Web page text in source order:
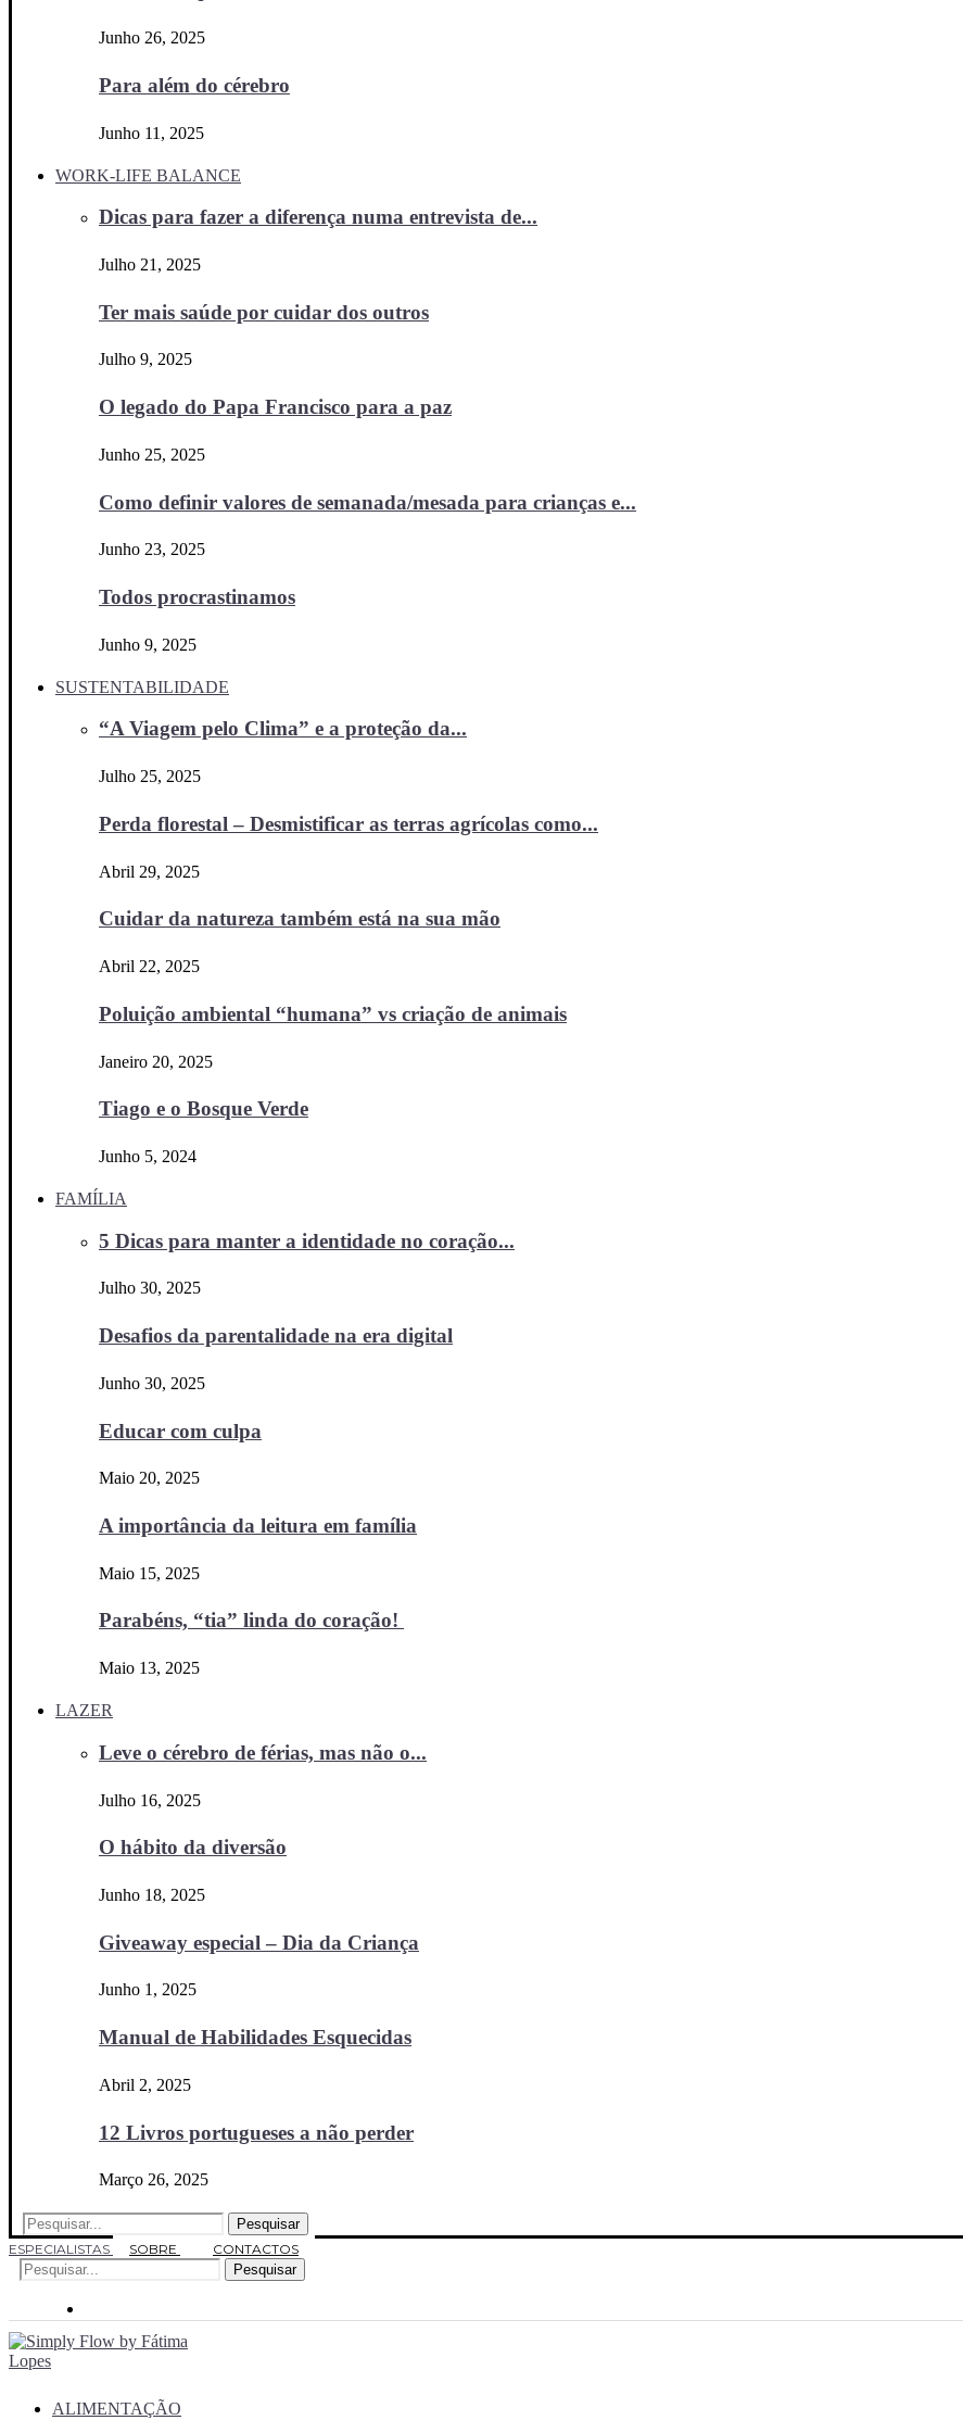
Junho 26, 2025
Para além do cérebro
Junho 11, 2025
WORK-LIFE BALANCE
Dicas para fazer a diferença numa entrevista de...
Julho 21, 2025
Ter mais saúde por cuidar dos outros
Julho 9, 2025
O legado do Papa Francisco para a paz
Junho 25, 2025
Como definir valores de semanada/mesada para crianças e...
Junho 23, 2025
Todos procrastinamos
Junho 9, 2025
SUSTENTABILIDADE
“A Viagem pelo Clima” e a proteção da...
Julho 25, 2025
Perda florestal – Desmistificar as terras agrícolas como...
Abril 29, 2025
Cuidar da natureza também está na sua mão
Abril 22, 2025
Poluição ambiental “humana” vs criação de animais
Janeiro 20, 2025
Tiago e o Bosque Verde
Junho 5, 2024
FAMÍLIA
5 Dicas para manter a identidade no coração...
Julho 30, 2025
Desafios da parentalidade na era digital
Junho 30, 2025
Educar com culpa
Maio 20, 2025
A importância da leitura em família
Maio 15, 2025
Parabéns, “tia” linda do coração!
Maio 13, 2025
LAZER
Leve o cérebro de férias, mas não o...
Julho 16, 2025
O hábito da diversão
Junho 18, 2025
Giveaway especial – Dia da Criança
Junho 1, 2025
Manual de Habilidades Esquecidas
Abril 2, 2025
12 Livros portugueses a não perder
Março 26, 2025
Pesquisar
ESPECIALISTAS
SOBRE
CONTACTOS
Pesquisar
ALIMENTAÇÃO